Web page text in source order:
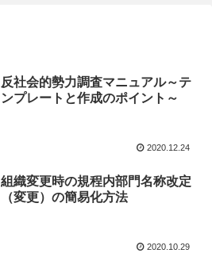
反社会的勢力調査マニュアル～テ
ンプレートと作成のポイント～
2020.12.24
組織変更時の規程内部門名称改定
（変更）の簡易化方法
2020.10.29